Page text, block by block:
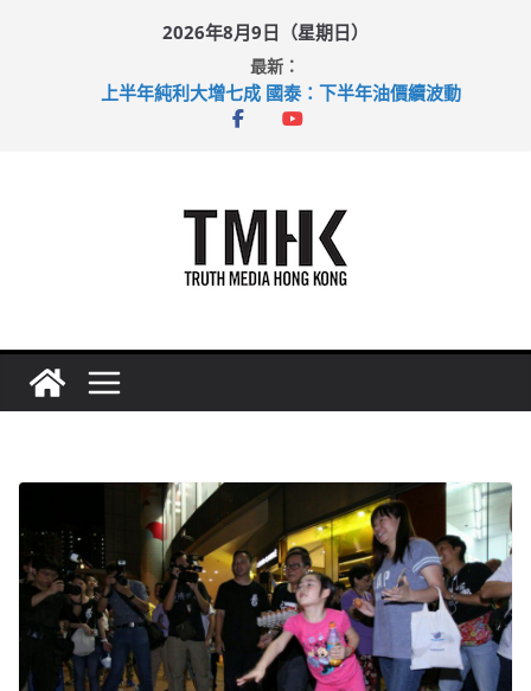
2026年8月9日（星期日）
最新：
上半年純利大增七成 國泰：下半年油價續波動
拜仁熱身賽挫維拉 啟德主場館奪錦標